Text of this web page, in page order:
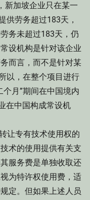
加坡企业只在某一
供劳务超过183天，
务未超过183天，仍
设机构是针对该企业
而言，而不是针对某
以，在整个项目进行
月”期间在中国境内
在中国构成常设机
专有技术使用权的
术的使用提供有关支
服务费是单独收取还
为特许权使用费，适
定。但如果上述人员